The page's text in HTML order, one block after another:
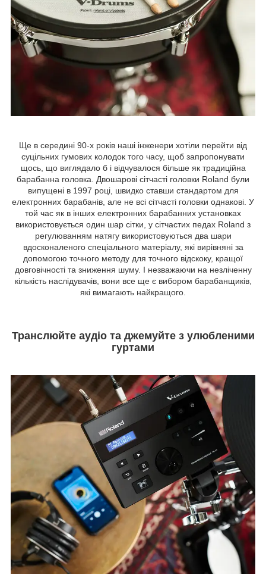
Ще в середині 90-х років наші інженери хотіли перейти від
суцільних гумових колодок того часу, щоб запропонувати
щось, що виглядало б і відчувалося більше як традиційна
барабанна головка. Двошарові сітчасті головки Roland були
випущені в 1997 році, швидко ставши стандартом для
електронних барабанів, але не всі сітчасті головки однакові. У
той час як в інших електронних барабанних установках
використовується один шар сітки, у сітчастих педах Roland з
регулюванням натягу використовуються два шари
вдосконаленого спеціального матеріалу, які вирівняні за
допомогою точного методу для точного відскоку, кращої
довговічності та зниження шуму. І незважаючи на незліченну
кількість наслідувачів, вони все ще є вибором барабанщиків,
які вимагають найкращого.
Транслюйте аудіо та джемуйте з улюбленими
гуртами